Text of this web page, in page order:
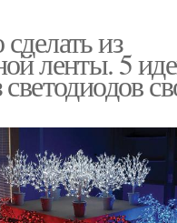
из
ленты. 5